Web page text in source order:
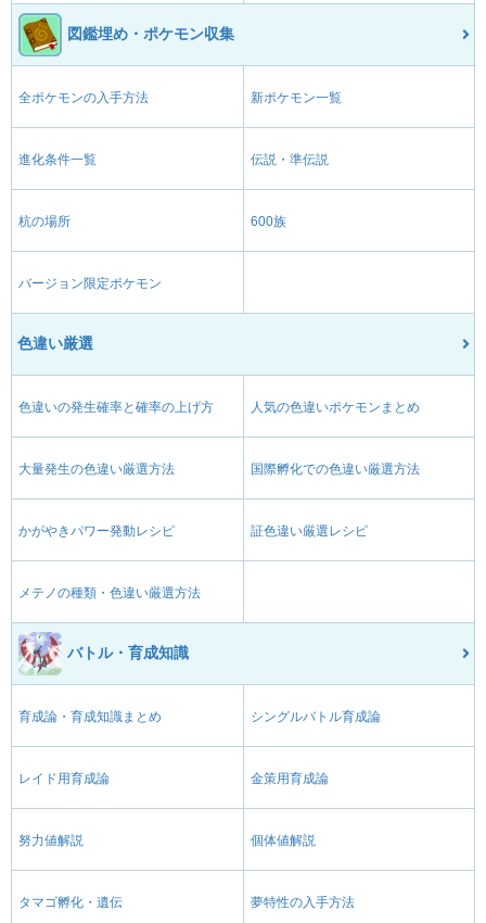
図鑑埋め・ポケモン収集
全ポケモンの入手方法 新ポケモン一覧
進化条件一覧 伝説・準伝説
杭の場所 600族
バージョン限定ポケモン
色違い厳選
色違いの発生確率と確率の上げ方 人気の色違いポケモンまとめ
大量発生の色違い厳選方法 国際孵化での色違い厳選方法
かがやきパワー発動レシピ 証色違い厳選レシピ
メテノの種類・色違い厳選方法
バトル・育成知識
育成論・育成知識まとめ シングルバトル育成論
レイド用育成論 金策用育成論
努力値解説 個体値解説
タマゴ孵化・遺伝 夢特性の入手方法